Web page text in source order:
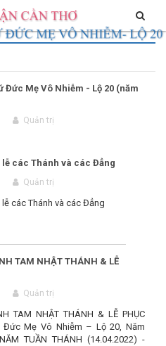
Đức Mẹ Vô Nhiễm - Lộ 20 (năm
Quản trị
các Thánh và các Đẳng
Quản trị
các Thánh và các Đẳng
TAM NHẬT THÁNH & LỄ
Quản trị
TAM NHẬT THÁNH & LỄ PHỤC
Đức Mẹ Vô Nhiễm – Lộ 20, Năm
TUẦN THÁNH (14.04.2022) -